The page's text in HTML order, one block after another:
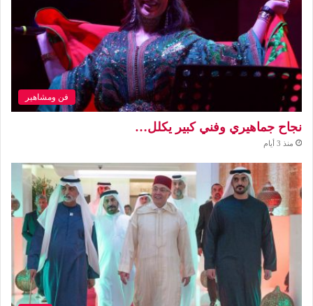
فن ومشاهير
نجاح جماهيري وفني كبير يكلل…
منذ 3 أيام